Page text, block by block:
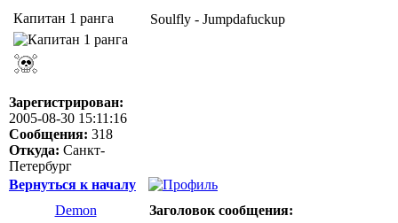
Капитан 1 ранга
Зарегистрирован:
2005-08-30 15:11:16
Сообщения: 318
Откуда: Санкт-
Петербург
Soulfly - Jumpdafuckup
Вернуться к началу
Demon
Заголовок сообщения: